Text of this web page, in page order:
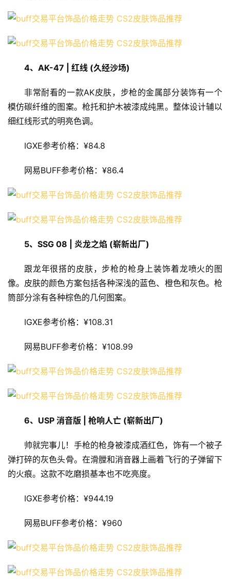
4、AK-47 | 红线 (久经沙场)
非常耐看的一款AK皮肤，步枪的金属部分装饰有一个
模仿碳纤维的图案。枪托和护木被漆成纯黑。整体设计辅以
细红线形式的明亮色调。
IGXE参考价格：¥84.8
网易BUFF参考价格：¥86.4
5、 SSG 08 | 炎龙之焰 (崭新出厂)
跟龙年很搭的皮肤，步枪的枪身上装饰着龙喷火的图
像。皮肤的颜色方案包括各种深浅的蓝色、橙色和灰色。枪
筒部分涂有各种棕色的几何图案。
IGXE参考价格：¥108.31
网易BUFF参考价格：¥108.99
6、 USP 消音版 | 枪响人亡 (崭新出厂)
帅就完事儿！手枪的枪身被漆成酒红色，饰有一个被子
弹打碎的灰色头骨。在滑膛和消音器上画着飞行的子弹留下
的火痕。这款不吃磨损基本也不吃亮度。
IGXE参考价格：¥944.19
网易BUFF参考价格：¥960